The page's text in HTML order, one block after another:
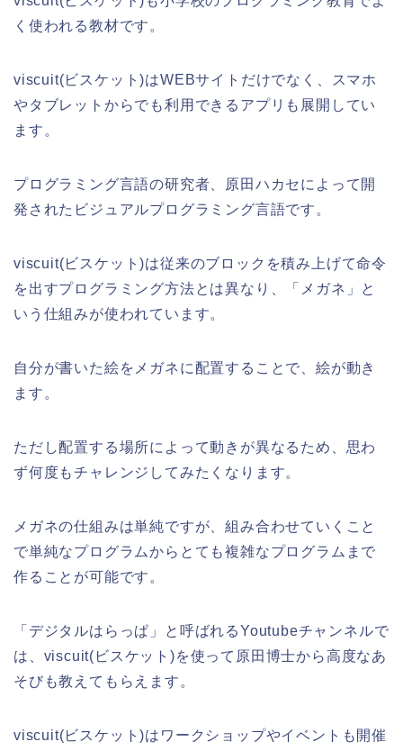
く使われる教材です。
viscuit(ビスケット)はWEBサイトだけでなく、スマホ
やタブレットからでも利用できるアプリも展開してい
ます。
プログラミング言語の研究者、原田ハカセによって開
発されたビジュアルプログラミング言語です。
viscuit(ビスケット)は従来のブロックを積み上げて命令
を出すプログラミング方法とは異なり、「メガネ」と
いう仕組みが使われています。
自分が書いた絵を メガネに 配置することで、絵が動き
ます。
ただし配置する場所によって動きが異なるため、思わ
ず何度もチャレンジしてみたくなります。
メガネの仕組みは単純ですが、組み合わせていくこと
で単純なプログラムからとても複雑なプログラムまで
作ることが可能です。
「デジタルはらっぱ」と呼ばれるYoutubeチャンネルで
は、viscuit(ビスケット)を使って原田博士から高度なあ
そびも教えてもらえます。
viscuit(ビスケット)はワークショップやイベントも開催